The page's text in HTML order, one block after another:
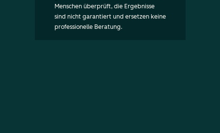
Menschen überprüft, die Ergebnisse
sind nicht garantiert und ersetzen keine
professionelle Beratung.